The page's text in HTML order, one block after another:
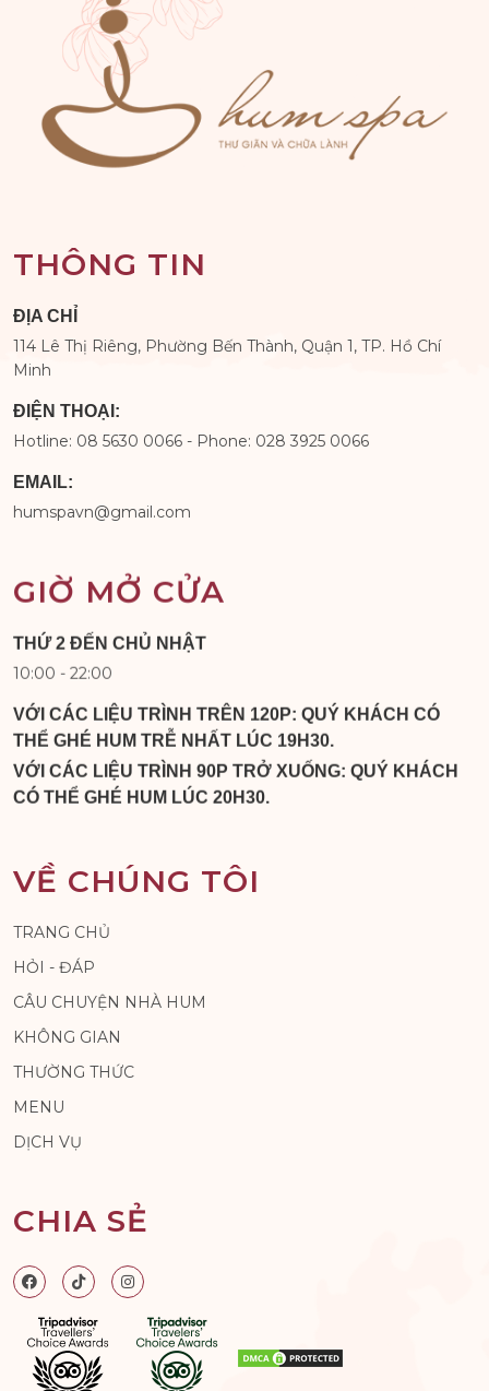
THÔNG TIN
ĐỊA CHỈ
114 Lê Thị Riêng, Phường Bến Thành, Quận 1, TP. Hồ Chí
Minh
ĐIỆN THOẠI:
Hotline: 08 5630 0066 - Phone: 028 3925 0066
EMAIL:
humspavn@gmail.com
GIỜ MỞ CỬA
THỨ 2 ĐẾN CHỦ NHẬT
10:00 - 22:00
VỚI CÁC LIỆU TRÌNH TRÊN 120P: QUÝ KHÁCH CÓ
THỂ GHÉ HUM TRỄ NHẤT LÚC 19H30.
VỚI CÁC LIỆU TRÌNH 90P TRỞ XUỐNG: QUÝ KHÁCH
CÓ THỂ GHÉ HUM LÚC 20H30.
VỀ CHÚNG TÔI
TRANG CHỦ
HỎI - ĐÁP
CÂU CHUYỆN NHÀ HUM
KHÔNG GIAN
THƯỜNG THỨC
MENU
DỊCH VỤ
CHIA SẺ